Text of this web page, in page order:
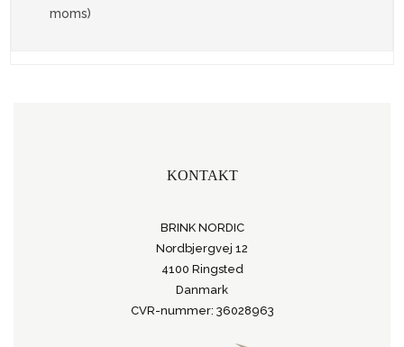
moms)
KONTAKT
BRINK NORDIC
Nordbjergvej 12
4100 Ringsted
Danmark
CVR-nummer: 36028963